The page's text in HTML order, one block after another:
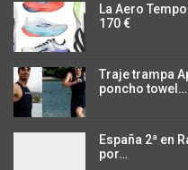
La Aero
170 €
Traje trampa
poncho towel…
España 2ª en
por…